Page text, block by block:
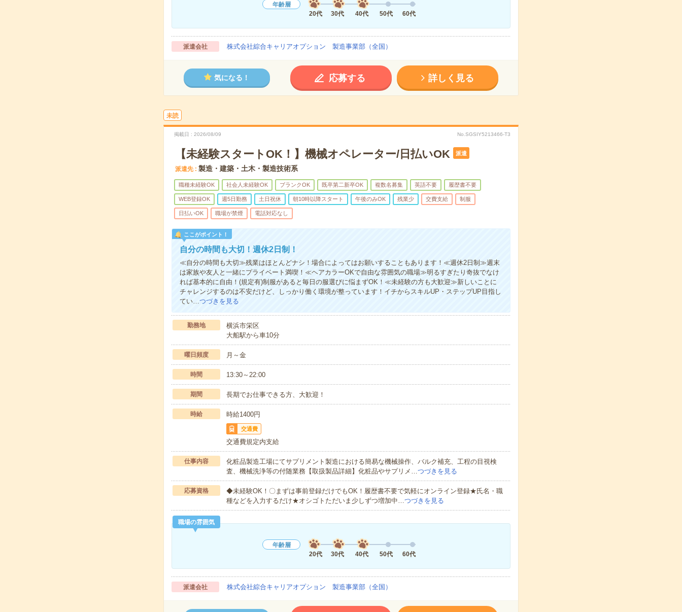
年齢層
20代
30代 40代 50代 60代
派遣会社 株式会社綜合キャリアオプション 製造事業部（全国）
気になる！ 応募する 詳しく見る
未読
掲載日 2026/08/09 No.SGSIY5213466-T3
【未経験スタートOK！】機械オペレーター/日払いOK 派遣
派遣先 製造・建築・土木・製造技術系
職種未経験OK 社会人未経験OK ブランクOK 既卒第二新卒OK 複数名募集 英語不要 履歴書不要
WEB登録OK 週5日勤務 土日祝休 朝10時以降スタート 午後のみOK 残業少 交費支給 制服
日払いOK 職場が禁煙 電話対応なし
ここがポイント！
自分の時間も大切！週休2日制！
≪自分の時間も大切≫残業はほとんどナシ！場合によってはお願いすることもあります！≪週休2日制≫週末
は家族や友人と一緒にプライベート満喫！≪ヘアカラーOKで自由な雰囲気の職場≫明るすぎたり奇抜でなけ
れば基本的に自由！(規定有)制服があると毎日の服選びに悩まずOK！≪未経験の方も大歓迎≫新しいことに
チャレンジするのは不安だけど、しっかり働く環境が整っています！イチからスキルUP・ステップUP目指し
てい…つづきを見る
勤務地
横浜市栄区
大船駅から車10分
曜日頻度 月～金
時間 13:30～22:00
期間 長期でお仕事できる方、大歓迎！
時給 時給1400円
交通費
交通費規定内支給
仕事内容
化粧品製造工場にてサプリメント製造における簡易な機械操作、バルク補充、工程の目視検
査、機械洗浄等の付随業務【取扱製品詳細】化粧品やサプリメ…つづきを見る
応募資格
◆未経験OK！〇まずは事前登録だけでもOK！履歴書不要で気軽にオンライン登録★氏名・職
種などを入力するだけ★オシゴトただいま少しずつ増加中…つづきを見る
職場の雰囲気
年齢層
20代
30代 40代 50代 60代
派遣会社 株式会社綜合キャリアオプション 製造事業部（全国）